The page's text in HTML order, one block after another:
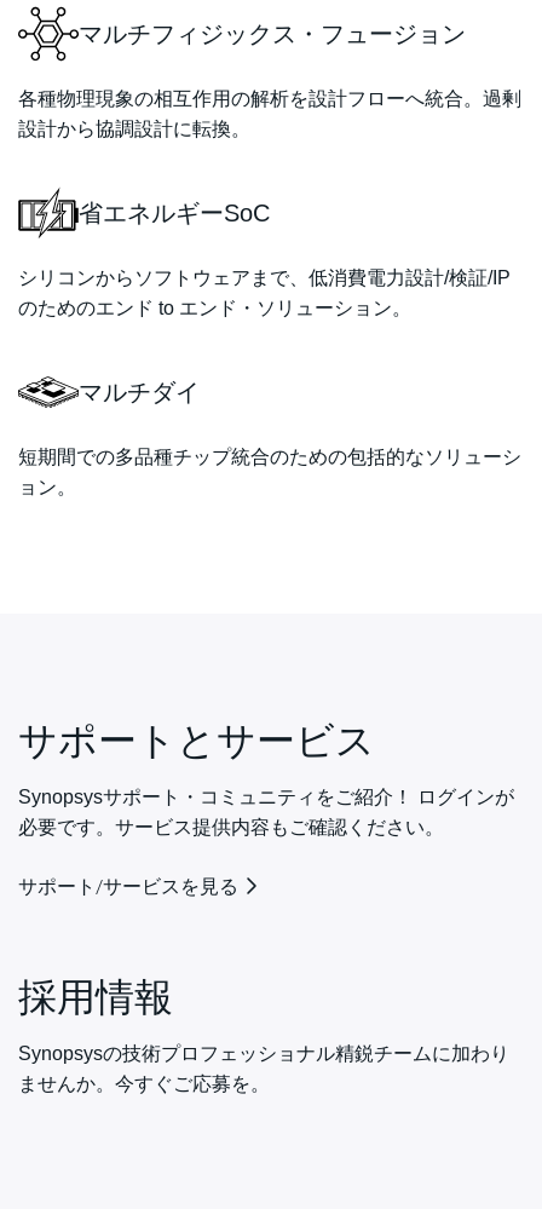
マルチフィジックス・フュージョン
各種物理現象の相互作用の解析を設計フローへ統合。過剰
設計から協調設計に転換。
省エネルギーSoC
シリコンからソフトウェアまで、低消費電力設計/検証/IP
のためのエンド to エンド・ソリューション。
マルチダイ
短期間での多品種チップ統合のための包括的なソリューシ
ョン。
サポートとサービス
Synopsysサポート・コミュニティをご紹介！ ログインが
必要です。サービス提供内容もご確認ください。
サポート/サービスを見る
採用情報
Synopsysの技術プロフェッショナル精鋭チームに加わり
ませんか。今すぐご応募を。